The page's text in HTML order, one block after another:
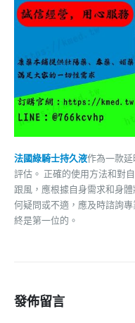
法國綠騎士持久液作為一款
評估。 正確的使用方法和對
跟風，應根據自身需求和身
何疑問或不適，應及時諮詢
終是第一位的。
發佈留言